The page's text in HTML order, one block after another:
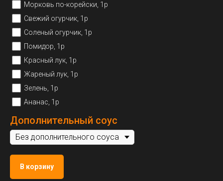
Морковь по-корейски, 1р
Свежий огурчик, 1р
Соленый огурчик, 1р
Помидор, 1р
Красный лук, 1р
Жареный лук, 1р
Зелень, 1р
Ананас, 1р
Дополнительный соус
В корзину